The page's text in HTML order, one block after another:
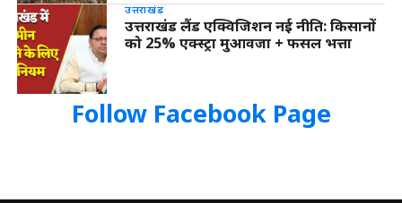
उत्तराखंड
उत्तराखंड लैंड एक्विजिशन नई नीति: किसानों
को 25% एक्स्ट्रा मुआवजा + फसल भत्ता
Follow Facebook Page